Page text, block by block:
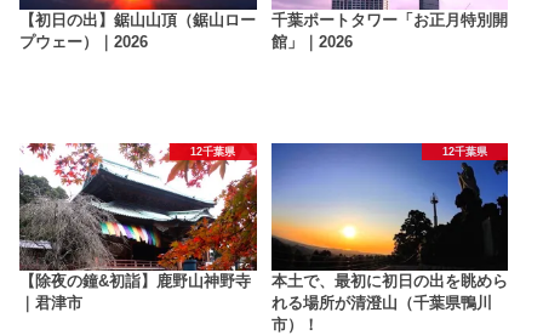
【初日の出】鋸山山頂（鋸山ロー
プウェー）｜2026
千葉ポートタワー「お正月特別開
館」｜2026
12千葉県
【除夜の鐘&初詣】鹿野山神野寺
｜君津市
12千葉県
本土で、最初に初日の出を眺めら
れる場所が清澄山（千葉県鴨川
市）！